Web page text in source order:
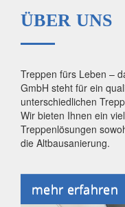
ÜBER UNS
Treppen fürs Leben –
GmbH steht für ein
unterschiedlichen
Wir bieten Ihnen ein
Treppenlösungen
die Altbausanierung.
mehr erfahren